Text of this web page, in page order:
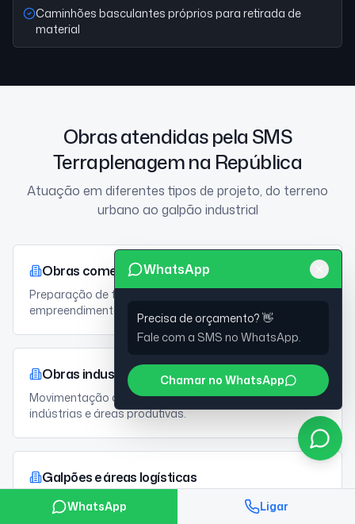
Caminhões basculantes próprios para retirada de
material
Obras atendidas pela SMS
Terraplenagem na República
Atuação em diferentes tipos de projeto, do terreno
urbano ao galpão industrial
Obras comerciais
Preparação de terreno para lojas, centros comerciais e
empreendimentos de uso misto.
Obras industriais
Movimentação de terra e nivelamento para fábricas,
indústrias e áreas produtivas.
Galpões e áreas logísticas
Terraplanagem para galpões, centros de distribuição e
pátios de manobra.
WhatsApp
Precisa de orçamento? 👋
Fale com a SMS no WhatsApp.
Chamar no WhatsApp
WhatsApp Ligar